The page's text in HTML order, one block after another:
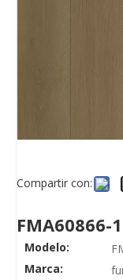
Compartir con:
FMA60866-
Modelo:
Marca: